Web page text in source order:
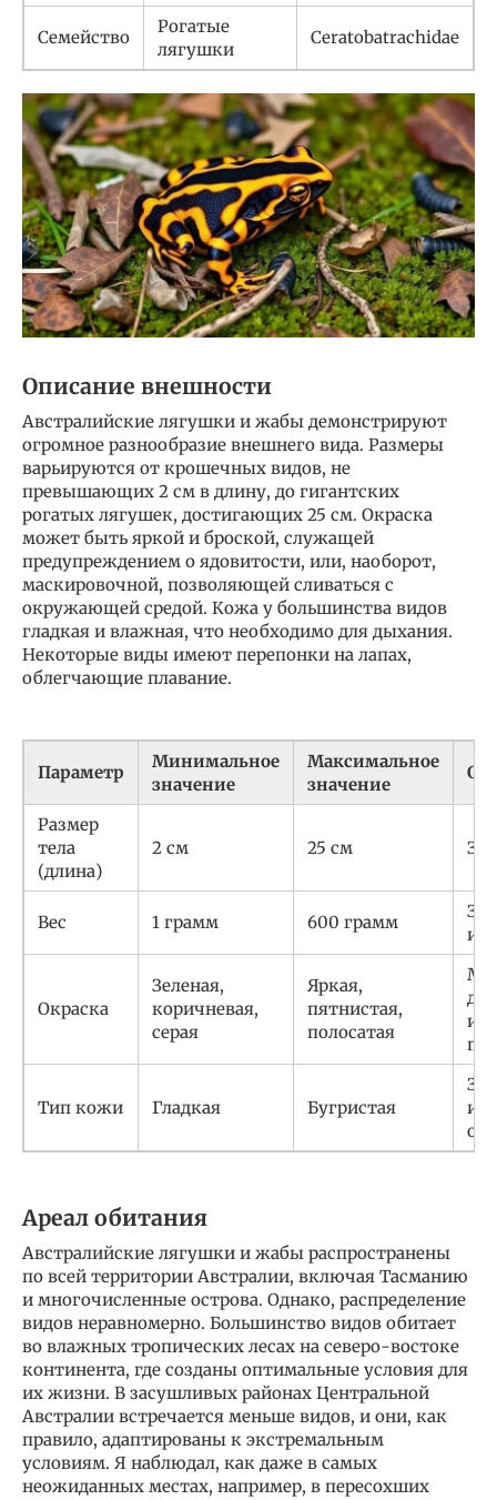
Семейство
Рогатые
лягушки
Ceratobatrachidae
Описание внешности
Австралийские лягушки и жабы демонстрируют
огромное разнообразие внешнего вида. Размеры
варьируются от крошечных видов, не
превышающих 2 см в длину, до гигантских
рогатых лягушек, достигающих 25 см. Окраска
может быть яркой и броской, служащей
предупреждением о ядовитости, или, наоборот,
маскировочной, позволяющей сливаться с
окружающей средой. Кожа у большинства видов
гладкая и влажная, что необходимо для дыхания.
Некоторые виды имеют перепонки на лапах,
облегчающие плавание.
Параметр
Минимальное
значение
Максимальное
значение
Размер
тела
(длина)
2 см 25 см
Вес 1 грамм 600 грамм
и
Окраска
Зеленая,
коричневая,
серая
Яркая,
пятнистая,
полосатая
Тип кожи Гладкая Бугристая
и
Ареал обитания
Австралийские лягушки и жабы распространены
по всей территории Австралии, включая Тасманию
и многочисленные острова. Однако, распределение
видов неравномерно. Большинство видов обитает
во влажных тропических лесах на северо-востоке
континента, где созданы оптимальные условия для
их жизни. В засушливых районах Центральной
Австралии встречается меньше видов, и они, как
правило, адаптированы к экстремальным
условиям. Я наблюдал, как даже в самых
неожиданных местах, например, в пересохших